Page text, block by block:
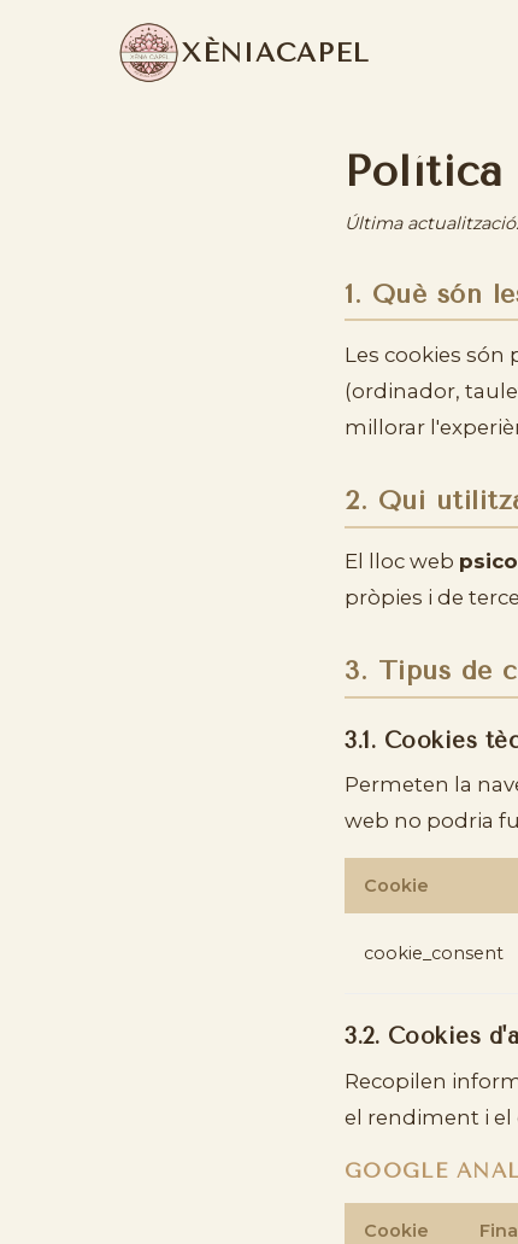
XÈNIACAPEL
Última
1. Què són
Les cookies
(ordinador,
millorar
2. Qui
El lloc web
pròpies i de
3. Tipus de
3.1. Cookies
Permeten la
web no podria
Cookie
cookie_consent
3.2. Cookies
Recopilen
el rendiment i
GOOGLE
Cookie